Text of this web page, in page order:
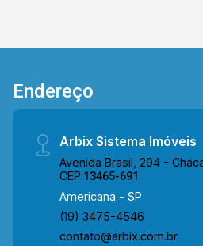
Endereço
Arbix Sistema Imóveis
Avenida Brasil, 294 -
CEP:13465-691
Americana - SP
(19) 3475-4546
contato@arbix.com.br